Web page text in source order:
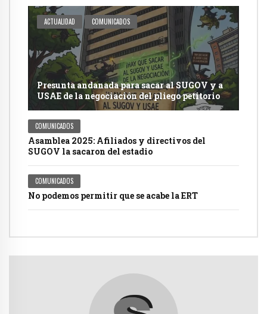
ACTUALIDAD COMUNICADOS
Presunta andanada para sacar al SUGOV y a
USAE de la negociación del pliego petitorio
COMUNICADOS
Asamblea 2025: Afiliados y directivos del
SUGOV la sacaron del estadio
COMUNICADOS
No podemos permitir que se acabe la ERT